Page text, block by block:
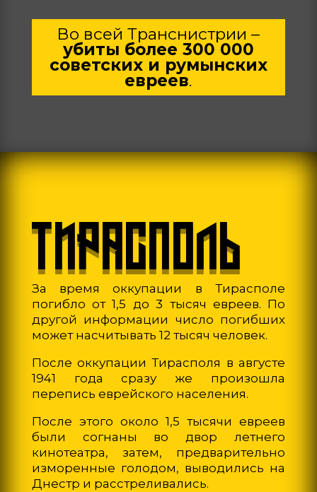
Во всей Транснистрии –
убиты более 300 000
советских и румынских
евреев.
ТИРАСПОЛЬ
За время оккупации в Тирасполе
погибло от 1,5 до 3 тысяч евреев. По
другой информации число погибших
может насчитывать 12 тысяч человек.
После оккупации Тирасполя в августе
1941 года сразу же произошла
перепись еврейского населения.
После этого около 1,5 тысячи евреев
были согнаны во двор летнего
кинотеатра, затем, предварительно
изморенные голодом, выводились на
Днестр и расстреливались.